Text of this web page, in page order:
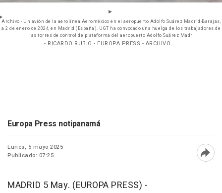
Archivo - Un avión de la aerolínea Aeroméxico en el aeropuerto Adolfo Suárez Madrid-Barajas,
a 2 de enero de 2024, en Madrid (España). UGT ha convocado una huelga de los trabajadores de
las torres de control de plataforma del aeropuerto Adolfo Suárez Madr
- RICARDO RUBIO - EUROPA PRESS - ARCHIVO
Europa Press notipanamá
Lunes, 5 mayo 2025
Publicado: 07:25
MADRID 5 May. (EUROPA PRESS) -